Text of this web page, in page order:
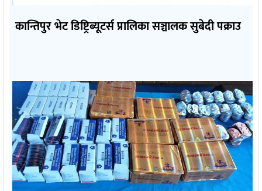
कान्तिपुर भेट डिष्ट्रिब्यूटर्स प्रालिका सञ्चालक सुबेदी पक्राउ